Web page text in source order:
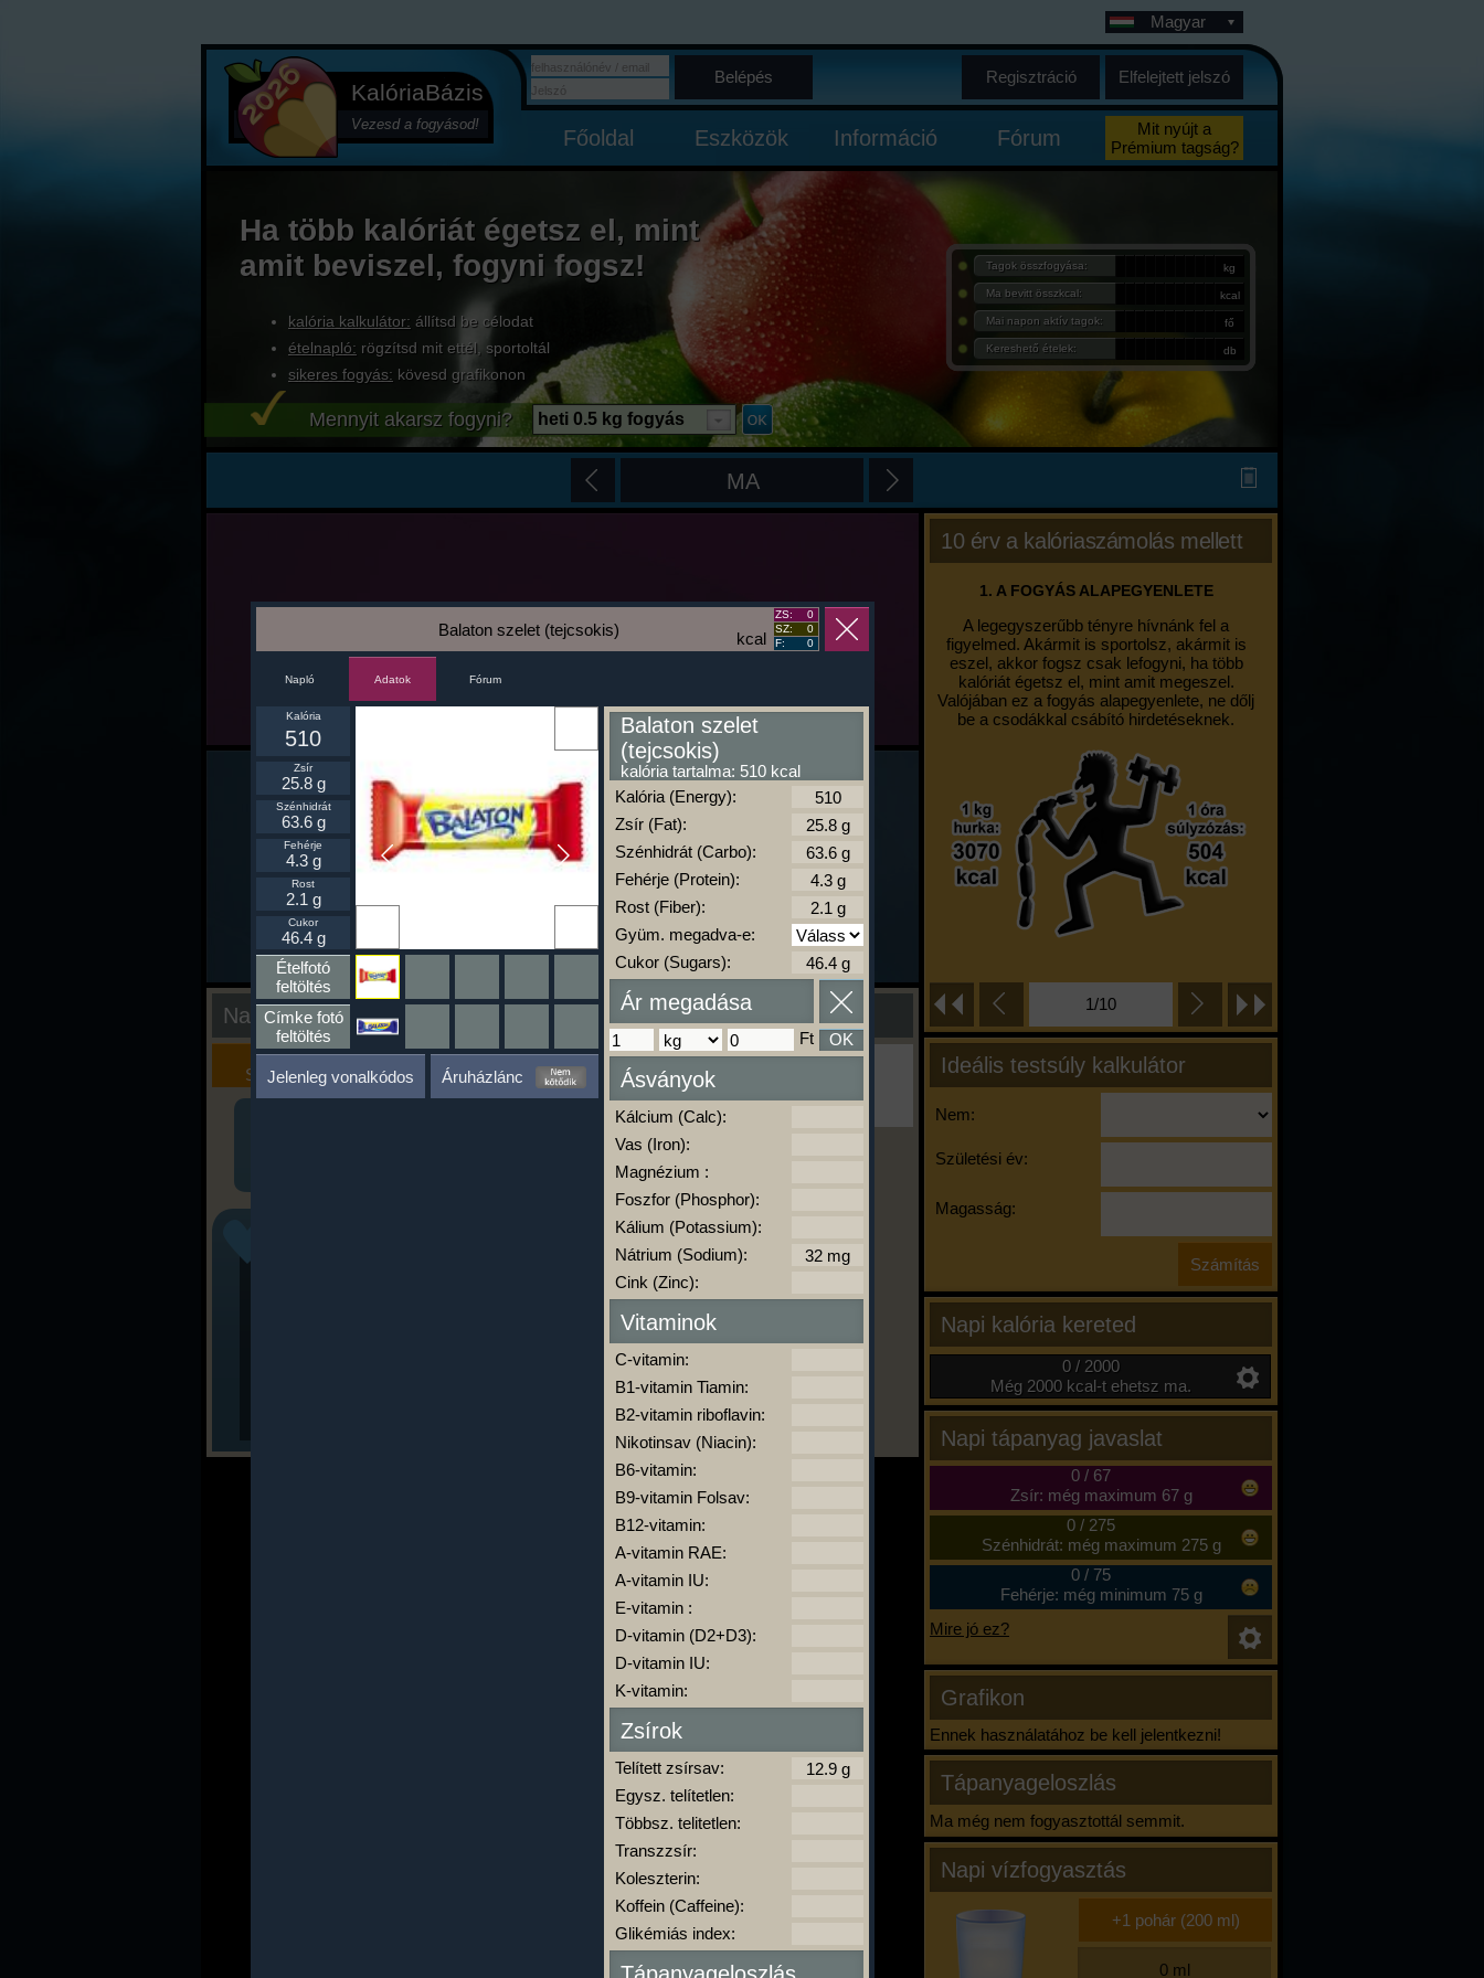
KalóriaBázis
Vezesd a fogyásod!
Magyar
Belépés Regisztráció Elfelejtett jelszó
Főoldal Eszközök Információ Fórum
Mit nyújt a
Prémium tagság?
Ha több kalóriát égetsz el, mint
amit beviszel, fogyni fogsz!
kalória kalkulátor: állítsd be célodat
ételnapló: rögzítsd mit ettél, sportoltál
sikeres fogyás: kövesd grafikonon
Tagok összfogyása: kg
Ma bevitt összkcal: kcal
Mai napon aktív tagok: fő
Kereshető ételek: db
Mennyit akarsz fogyni? heti 0.5 kg fogyás
MA
10 érv a kalóriaszámolás mellett
1. A FOGYÁS ALAPEGYENLETE
A legegyszerűbb tényre hívnánk fel a
figyelmed. Akármit is sportolsz, akármit is
eszel, akkor fogsz csak lefogyni, ha több
kalóriát égetsz el, mint amit megeszel.
Valójában ez a fogyás alapegyenlete, ne dőlj
be a csodákkal csábító hirdetéseknek.
1/10
Ideális testsúly kalkulátor
Nem:
Születési év:
Magasság:
Napi kalória kereted
0 / 2000
Még 2000 kcal-t ehetsz ma.
Napi tápanyag javaslat
0/ 67
Zsír: még maximum 67 g
0/ 275
Szénhidrát: még maximum 275 g
0/ 75
Fehérje: még minimum 75 g
Mire jó ez?
Grafikon
Ennek használatához be kell jelentkezni!
Tápanyageloszlás
Ma még nem fogyasztottál semmit.
Napi vízfogyasztás
Nap kiértékelése
Kalória
Szimulátor
Szöveges
Értékelés
Ha ma már nem eszel/sportolsz többet,
kattints a kiértékelésre!
A Kalória Szimulátor Prémium funkció.
kalóriabázis.hu
-
kcal
Balaton szelet (tejcsokis)
ZS:
0
SZ:
0
F:
0
Napló Adatok Fórum
Kalória
510
Zsír
25.8 g
Szénhidrát
63.6 g
Fehérje
4.3 g
Rost
2.1 g
Cukor
46.4 g
Ételfotó
feltöltés
Címke fotó
feltöltés
Jelenleg vonalkódos Áruházlánc
Balaton szelet
(tejcsokis)
kalória tartalma: 510 kcal
Kalória (Energy):
Zsír (Fat):
Szénhidrát (Carbo):
Fehérje (Protein):
Rost (Fiber):
Gyüm. megadva-e:
Cukor (Sugars):
Ár megadása
Ft OK
Ásványok
Kálcium (Calc):
Vas (Iron):
Magnézium :
Foszfor (Phosphor):
Kálium (Potassium):
Nátrium (Sodium):
Cink (Zinc):
Vitaminok
C-vitamin:
B1-vitamin Tiamin:
B2-vitamin riboflavin:
Nikotinsav (Niacin):
B6-vitamin:
B9-vitamin Folsav:
B12-vitamin:
A-vitamin RAE:
A-vitamin IU:
E-vitamin :
D-vitamin (D2+D3):
D-vitamin IU:
K-vitamin:
Zsírok
Telített zsírsav:
Egysz. telítetlen:
Többsz. telitetlen:
Transzzsír:
Koleszterin:
Koffein (Caffeine):
Glikémiás index: